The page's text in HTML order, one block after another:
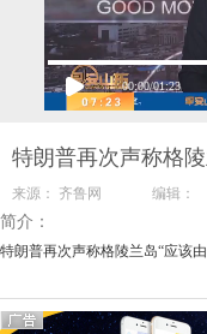
00:00/01:23
特朗普再次声称格
来源： 齐鲁网 编辑
简介：
特朗普再次声称格陵兰岛“应该